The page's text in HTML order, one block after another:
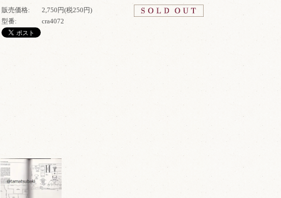
販売価格:
2,750円(税250円)
型番:
cra4072